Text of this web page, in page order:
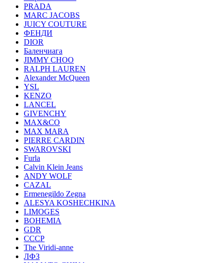
PRADA
MARC JACOBS
JUICY COUTURE
ФЕНДИ
DIOR
Баленчиага
JIMMY CHOO
RALPH LAUREN
Alexander McQueen
YSL
KENZO
LANCEL
GIVENCHY
MAX&CO
MAX MARA
PIERRE CARDIN
SWAROVSKI
Furla
Calvin Klein Jeans
ANDY WOLF
CAZAL
Ermenegildo Zegna
ALESYA KOSHECHKINA
LIMOGES
BOHEMIA
GDR
СССР
The Viridi-anne
ЛФЗ